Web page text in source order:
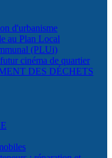
d'urbanisme
au Plan Local
(PLUi)
cinéma de quartier
DES DÉCHETS